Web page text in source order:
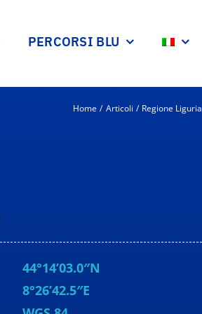
PERCORSI BLU
Home Articoli Regione Liguria
44°14’03.0″N
8°26’42.5″E